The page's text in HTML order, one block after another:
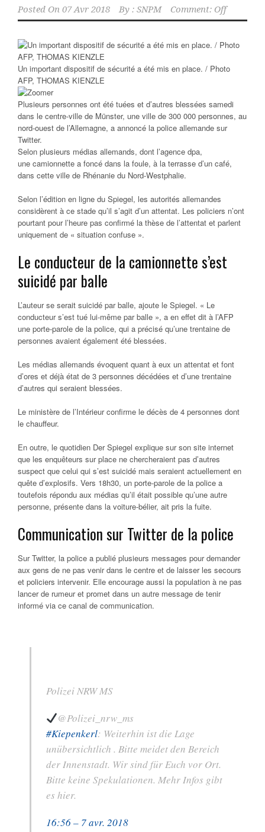
Posted On 07 Avr 2018 By : SNPM Comment: Off
Un important dispositif de sécurité a été mis en place. / Photo
AFP, THOMAS KIENZLE
Plusieurs personnes ont été tuées et d’autres blessées samedi
dans le centre-ville de Münster, une ville de 300 000 personnes, au
nord-ouest de l’Allemagne, a annoncé la police allemande sur
Twitter.
Selon plusieurs médias allemands, dont l’agence dpa,
une camionnette a foncé dans la foule, à la terrasse d’un café,
dans cette ville de Rhénanie du Nord-Westphalie.
Selon l’édition en ligne du Spiegel, les autorités allemandes
considèrent à ce stade qu’il s’agit d’un attentat. Les policiers n’ont
pourtant pour l’heure pas confirmé la thèse de l’attentat et parlent
uniquement de « situation confuse ».
Le conducteur de la camionnette s’est
suicidé par balle
L’auteur se serait suicidé par balle, ajoute le Spiegel. « Le
conducteur s’est tué lui-même par balle », a en effet dit à l’AFP
une porte-parole de la police, qui a précisé qu’une trentaine de
personnes avaient également été blessées.
Les médias allemands évoquent quant à eux un attentat et font
d’ores et déjà état de 3 personnes décédées et d’une trentaine
d’autres qui seraient blessées.
Le ministère de l’Intérieur confirme le décès de 4 personnes dont
le chauffeur.
En outre, le quotidien Der Spiegel explique sur son site internet
que les enquêteurs sur place ne chercheraient pas d’autres
suspect que celui qui s’est suicidé mais seraient actuellement en
quête d’explosifs. Vers 18h30, un porte-parole de la police a
toutefois répondu aux médias qu’il était possible qu’une autre
personne, présente dans la voiture-bélier, ait pris la fuite.
Communication sur Twitter de la police
Sur Twitter, la police a publié plusieurs messages pour demander
aux gens de ne pas venir dans le centre et de laisser les secours
et policiers intervenir. Elle encourage aussi la population à ne pas
lancer de rumeur et promet dans un autre message de tenir
informé via ce canal de communication.
Polizei NRW MS
@Polizei_nrw_ms
#Kiepenkerl: Weiterhin ist die Lage
unübersichtlich . Bitte meidet den Bereich
der Innenstadt. Wir sind für Euch vor Ort.
Bitte keine Spekulationen. Mehr Infos gibt
es hier.
16:56 – 7 avr. 2018